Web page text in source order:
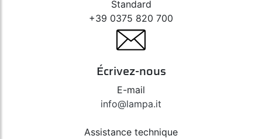
Standard
+39 0375 820 700
Écrivez-nous
E-mail
info@lampa.it
Assistance technique